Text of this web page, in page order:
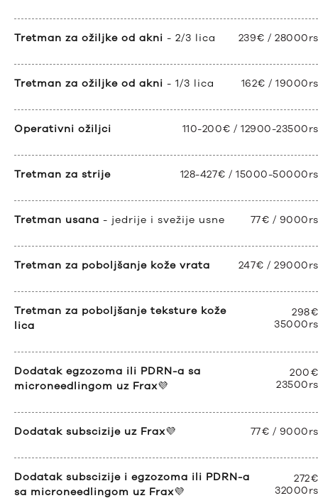
Tretman za ožiljke od akni - 2/3 lica 239€ /
Tretman za ožiljke od akni - 1/3 lica 162€ /
Operativni ožiljci 110-200€ / 12900-
Tretman za strije 128-427€ / 15000-
Tretman usana - jedrije i svežije usne 77€ /
Tretman za poboljšanje kože vrata 247€ /
Tretman za poboljšanje teksture kože
lica
Dodatak egzozoma ili PDRN-a sa
microneedlingom uz Frax💜
Dodatak subscizije uz Frax💜 77€ /
Dodatak subscizije i egzozoma ili PDRN-a
sa microneedlingom uz Frax💜